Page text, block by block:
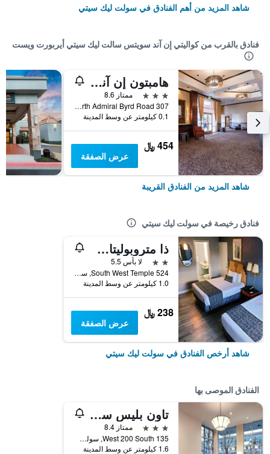
شاهد المزيد من أهم الفنادق في سولت ليك سيتي
فنادق بالقرب من كواليتي إن آند سويتس سالت ليك سيتي أيربورت ويست
هامبتون إن آند سويتس سولت ليك سيتي
3 نجوم
ممتاز 8.6
307 North Admiral Byrd Road, سولت ليك سيتي, UT, الولايات المتحدة الأميريكية
0.1 كيلومتر عن وسط المدينة
454 ﷼
عرض الصفقة
شاهد المزيد من الفنادق القريبة
فنادق رخيصة في سولت ليك سيتي
ذا متروبوليتان إن
2 نجمتين
لا بأس 5.5
524 South West Temple, سولت ليك سيتي, UT, الولايات المتحدة الأميريكية
1.0 كيلومتر عن وسط المدينة
238 ﷼
عرض الصفقة
شاهد أرخص الفنادق في سولت ليك سيتي
الفنادق الموصى بها
تاون بليس سويتس من ماريوت سولت ليك سيتي داون تاون
3 نجوم
ممتاز 8.4
135 West 200 South, سولت ليك سيتي, UT, الولايات المتحدة الأميريكية
1.6 كيلومتر عن وسط المدينة